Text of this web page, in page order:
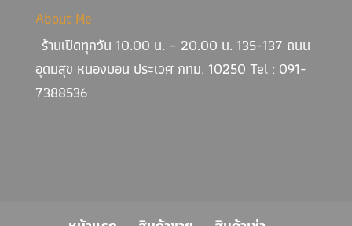
About Me
ร้านเปิดทุกวัน 10.00 น. – 20.00 น. 135-137 ถนน
อุดมสุข หนองบอน ประเวศ กทม. 10250 Tel : 091-
7388536